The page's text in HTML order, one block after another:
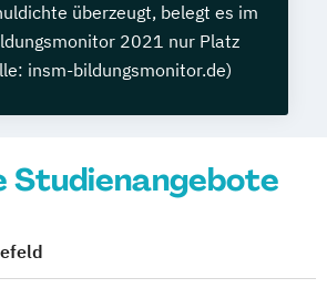
überzeugt, belegt es im
2021 nur Platz
insm-bildungsmonitor.de)
Studienangebote